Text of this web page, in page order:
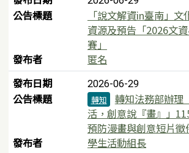
公告標題
「說文解資in臺南」
資源及預告「2026文
賽」
發布者
匿名
發布日期
2026-06-29
公告標題 轉知
轉知法務部辦理
活，創意說『畫』」
預防漫畫與創意短片徵
發布者
學生活動組長